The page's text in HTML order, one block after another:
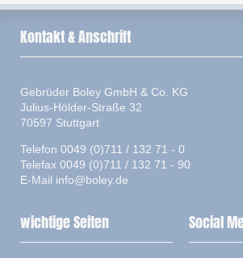
Kontakt & Anschrift
Gebrüder Boley GmbH & Co. KG
Julius-Hölder-Straße 32
70597 Stuttgart
Telefon 0049 (0)711 / 132 71 - 0
Telefax 0049 (0)711 / 132 71 - 90
E-Mail info@boley.de
wichtige Seiten Social